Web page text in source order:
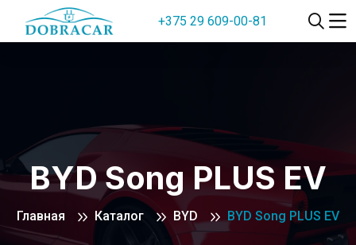
+375 29 609-00-81
BYD Song PLUS EV
Главная Каталог BYD BYD Song PLUS EV